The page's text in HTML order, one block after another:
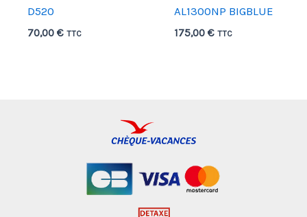
D520
70,00€ TTC
AL1300NP BIGBLUE
175,00€ TTC